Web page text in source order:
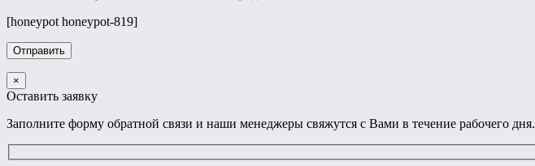
[honeypot honeypot-819]
×
Оставить заявку
Заполните форму обратной связи и наши менеджеры свяжутся с Вами в течение рабочего дня.